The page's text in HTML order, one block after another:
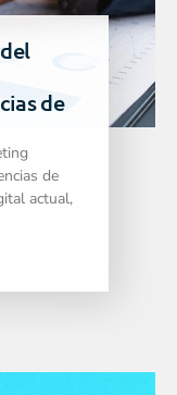
de
de
actual,